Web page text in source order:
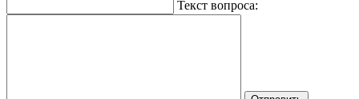
Текст вопроса: